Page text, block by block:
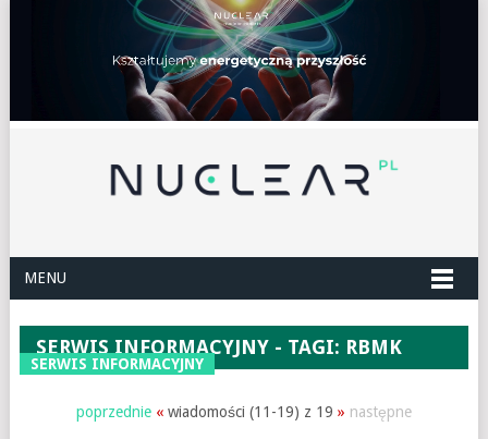
MENU
SERWIS INFORMACYJNY - TAGI: RBMK
poprzednie «wiadomości (11-19) z 19 » następne
SERWIS INFORMACYJNY